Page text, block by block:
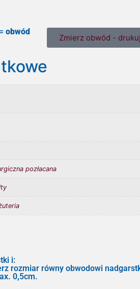
= obwód
Zmierz obwód -
pozłacana
i:
rozmiar równy obwodowi
0,5cm.